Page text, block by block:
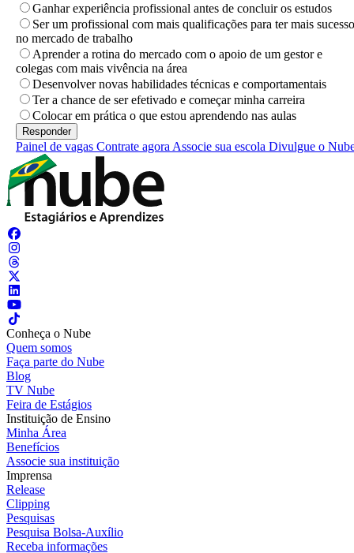
Ganhar experiência profissional antes de concluir os estudos
Ser um profissional com mais qualificações para ter mais sucesso
no mercado de trabalho
Aprender a rotina do mercado com o apoio de um gestor e
colegas com mais vivência na área
Desenvolver novas habilidades técnicas e comportamentais
Ter a chance de ser efetivado e começar minha carreira
Colocar em prática o que estou aprendendo nas aulas
Painel de vagas Contrate agora Associe sua escola Divulgue o
Conheça o Nube
Quem somos
Faça parte do Nube
Blog
TV Nube
Feira de Estágios
Instituição de Ensino
Minha Área
Benefícios
Associe sua instituição
Imprensa
Release
Clipping
Pesquisas
Pesquisa Bolsa-Auxílio
Receba informações